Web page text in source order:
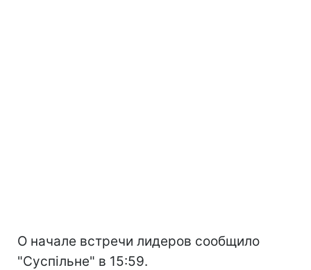
О начале встречи лидеров сообщило
"Суспільне" в 15:59.